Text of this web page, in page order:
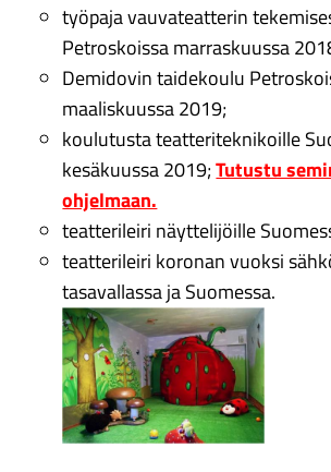
työpaja vauvateatterin
Petroskoissa marraskuussa
Demidovin taidekoulu
maaliskuussa 2019;
koulutusta teatteriteknikoille
kesäkuussa 2019;Tutustu
ohjelmaan.
teatterileiri näyttelijöille
teatterileiri koronan vuoksi
tasavallassa ja Suomessa.